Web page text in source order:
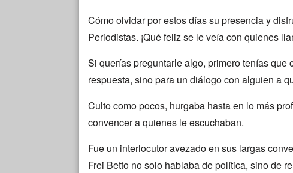
Cómo olvidar por estos días su presencia y
Periodistas. ¡Qué feliz se le veía con quienes
Si querías preguntarle algo, primero tenías
respuesta, sino para un diálogo con alguien a
Culto como pocos, hurgaba hasta en lo más
convencer a quienes le escuchaban.
Fue un interlocutor avezado en sus largas
Frei Betto no solo hablaba de política, sino de